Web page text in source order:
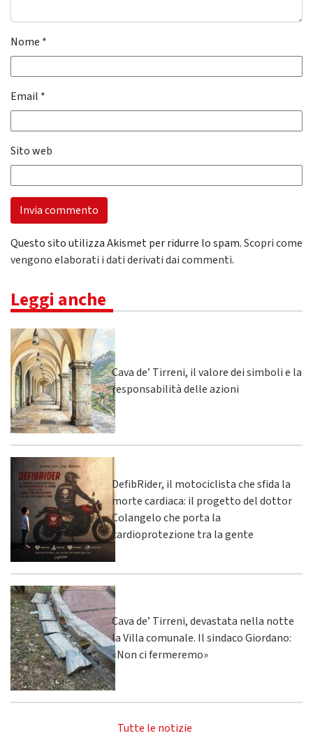
Nome *
Email *
Sito web
Questo sito utilizza Akismet per ridurre lo spam.Scopri come
vengono elaborati i dati derivati dai commenti.
Leggi anche
Cava de’ Tirreni, il valore dei simboli e la
responsabilità delle azioni
DefibRider, il motociclista che sfida la
morte cardiaca: il progetto del dottor
Colangelo che porta la
cardioprotezione tra la gente
Cava de’ Tirreni, devastata nella notte
la Villa comunale. Il sindaco Giordano:
«Non ci fermeremo»
Tutte le notizie